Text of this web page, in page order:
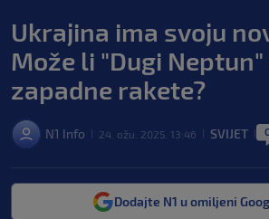
Ukrajina ima svoju
Može li "Dugi
zapadne rakete?
N1 Info 24. ožu. 2025. 13:46 SVIJET
Dodajte N1 u omiljeni